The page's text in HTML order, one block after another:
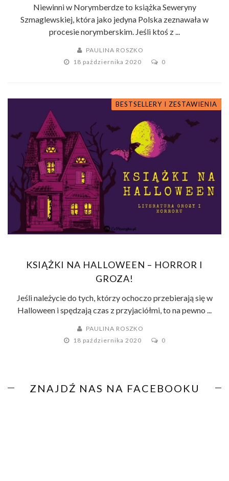
Niewinni w Norymberdze to książka Seweryny
Szmaglewskiej, która jako jedyna Polska zeznawała w
procesie norymberskim. Jeśli ktoś z ...
PAULINA ROSZKO
18 października 2020
0
BESTSELLERY I ZESTAWIENIA
KSIĄŻKI NA HALLOWEEN – HORROR I
GROZA!
Jeśli należycie do tych, którzy ochoczo przebierają się w
Halloween i spędzają czas z przyjaciółmi, to na pewno ...
PAULINA ROSZKO
18 października 2020
0
ZNAJDŹ NAS NA FACEBOOKU